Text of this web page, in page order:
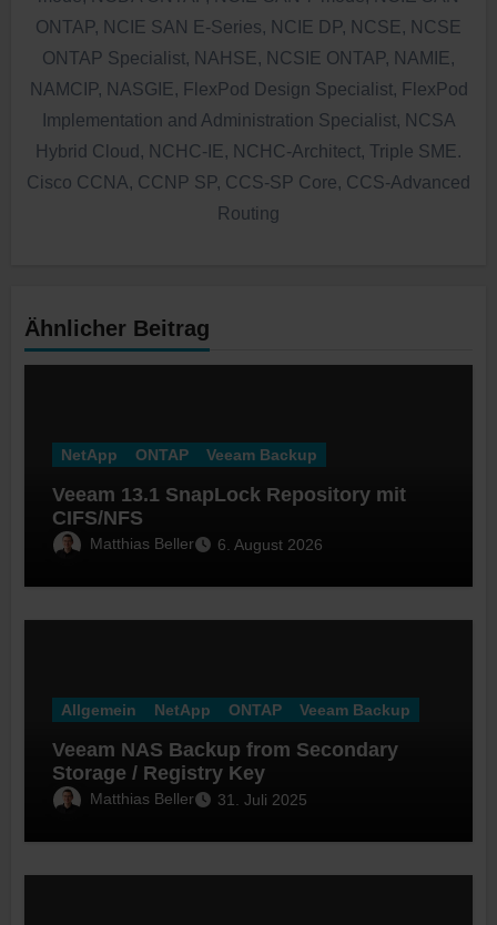
ONTAP, NCIE SAN E-Series, NCIE DP, NCSE, NCSE
ONTAP Specialist, NAHSE, NCSIE ONTAP, NAMIE,
NAMCIP, NASGIE, FlexPod Design Specialist, FlexPod
Implementation and Administration Specialist, NCSA
Hybrid Cloud, NCHC-IE, NCHC-Architect, Triple SME.
Cisco CCNA, CCNP SP, CCS-SP Core, CCS-Advanced
Routing
Ähnlicher Beitrag
NetApp ONTAP Veeam Backup
Veeam 13.1 SnapLock Repository mit
CIFS/NFS
Matthias Beller 6. August 2026
Allgemein NetApp ONTAP Veeam Backup
Veeam NAS Backup from Secondary
Storage / Registry Key
Matthias Beller 31. Juli 2025